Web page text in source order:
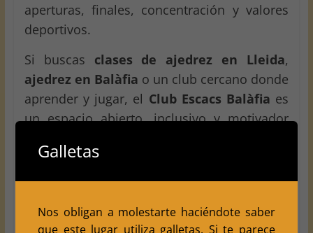
aperturas, finales, concentración y valores
deportivos.
Si buscas clases de ajedrez en Lleida,
ajedrez en Balàfia o un club cercano donde
aprender y jugar, el Club Escacs Balàfia es
un espacio abierto, inclusivo y motivador
jugador o jugadora.
Datos del torneo
Galletas
Nos obligan a molestarte haciéndote saber
que este lugar utiliza galletas. Si te parece